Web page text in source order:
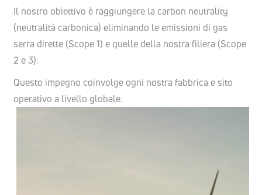
Il nostro obiettivo è raggiungere la carbon neutrality
(neutralità carbonica) eliminando le emissioni di gas
serra dirette (Scope 1) e quelle della nostra filiera (Scope
2 e 3).
Questo impegno coinvolge ogni nostra fabbrica e sito
operativo a livello globale.